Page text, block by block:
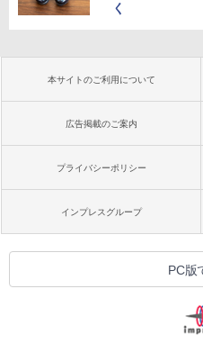
く
本サイトのご利用について
広告掲載のご案内
プライバシーポリシー
インプレスグループ
PC版